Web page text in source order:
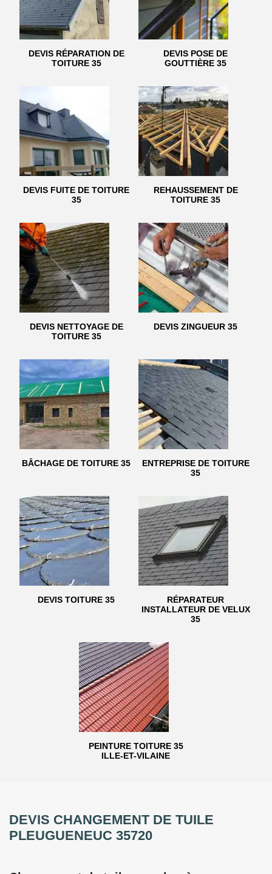
DEVIS RÉPARATION DE
TOITURE 35
DEVIS POSE DE
GOUTTIÈRE 35
DEVIS FUITE DE TOITURE
35
REHAUSSEMENT DE
TOITURE 35
DEVIS NETTOYAGE DE
TOITURE 35
DEVIS ZINGUEUR 35
BÂCHAGE DE TOITURE 35
ENTREPRISE DE TOITURE
35
DEVIS TOITURE 35
RÉPARATEUR
INSTALLATEUR DE VELUX
35
PEINTURE TOITURE 35
ILLE-ET-VILAINE
DEVIS CHANGEMENT DE TUILE
PLEUGUENEUC 35720